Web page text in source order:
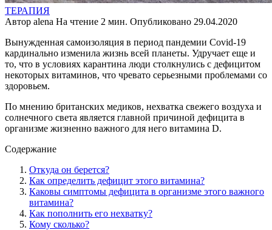
ТЕРАПИЯ
Автор alena На чтение 2 мин. Опубликовано 29.04.2020
Вынужденная самоизоляция в период пандемии Covid-19
кардинально изменила жизнь всей планеты. Удручает еще и
то, что в условиях карантина люди столкнулись с дефицитом
некоторых витаминов, что чревато серьезными проблемами со
здоровьем.
По мнению британских медиков, нехватка свежего воздуха и
солнечного света является главной причиной дефицита в
организме жизненно важного для него витамина D.
Содержание
Откуда он берется?
Как определить дефицит этого витамина?
Каковы симптомы дефицита в организме этого важного
витамина?
Как пополнить его нехватку?
Кому сколько?